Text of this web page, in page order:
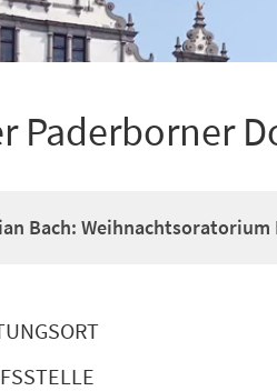
Paderborner
Bach: Weihnachtsoratorium